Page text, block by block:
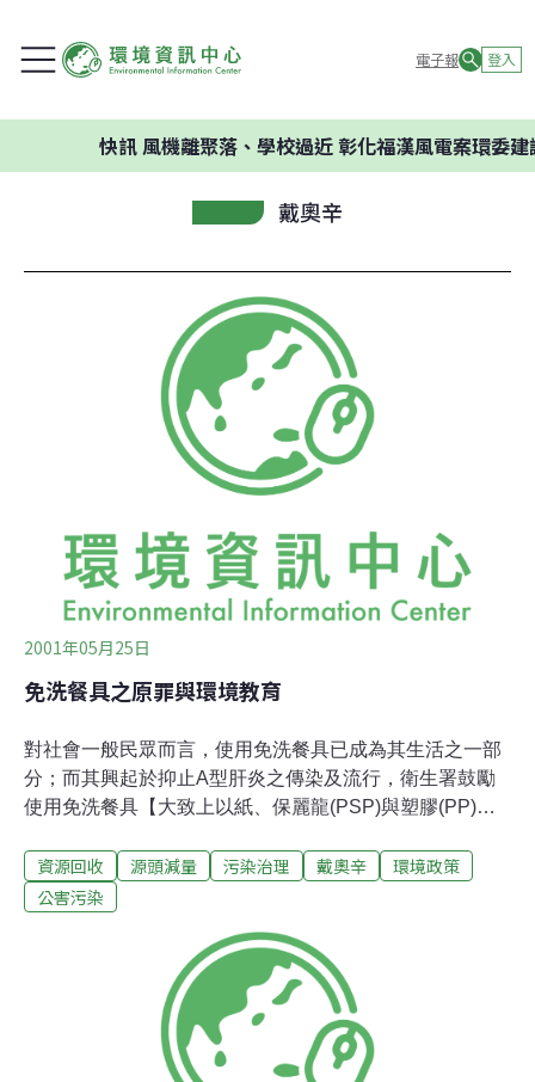
電子報 登入
快訊風機離聚落、學校過近 彰化福漢風電案環委建議
戴奧辛
2001年05月25日
免洗餐具之原罪與環境教育
對社會一般民眾而言，使用免洗餐具已成為其生活之一部
分；而其興起於抑止A型肝炎之傳染及流行，衛生署鼓勵
使用免洗餐具【大致上以紙、保麗龍(PSP)與塑膠(PP)容
題，部分環保團體主張禁用免洗餐具。雖然免洗餐具成為
眾豕之的，然而其使用量卻不因輿論的大加撻伐而減少，
續發展的觀點：「源頭減量、資源回收」方是正確且可長
可久之環境政策。本文就管制策略與回收現況、免洗餐具
使用之必要性與環境負荷及以資源回收、源頭減量取代禁
止使用分別加以論述。
資源回收 源頭減量 污染治理 戴奧辛
環境政策
公害污染